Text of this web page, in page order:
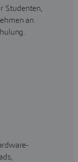
Studenten,
an.